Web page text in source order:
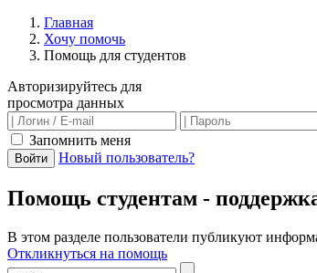
Главная
Хочу помочь
Помощь для студентов
Авторизируйтесь для
просмотра данных
Запомнить меня
Войти Новый пользователь?
Помощь студентам -
В этом разделе пользователи публикуют
Откликнуться на помощь